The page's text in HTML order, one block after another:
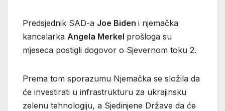
Predsjednik SAD-a Joe Biden i njemačka
kancelarka Angela Merkel prošloga su
mjeseca postigli dogovor o Sjevernom toku 2.
Prema tom sporazumu Njemačka se složila da
će investirati u infrastrukturu za ukrajinsku
zelenu tehnologiju, a Sjedinjene Države da će